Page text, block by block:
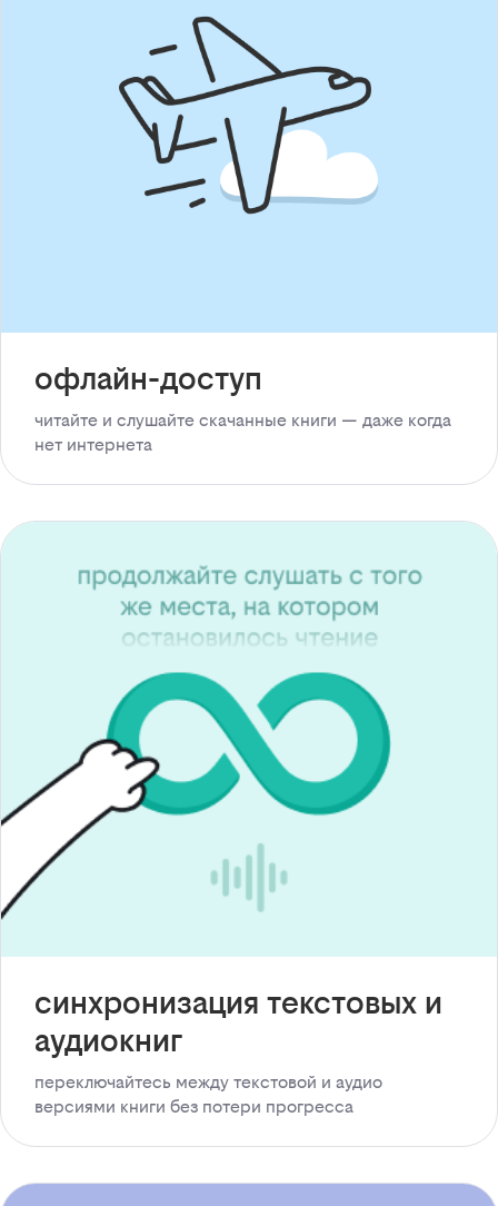
офлайн-доступ
читайте и слушайте скачанные книги — даже когда
нет интернета
синхронизация текстовых и
аудиокниг
переключайтесь между текстовой и аудио
версиями книги без потери прогресса